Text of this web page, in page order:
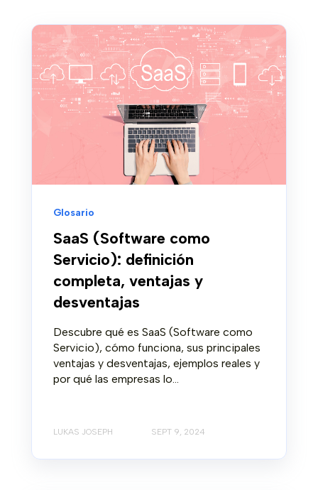
Glosario
SaaS (Software como
Servicio): definición
completa, ventajas y
desventajas
Descubre qué es SaaS (Software como
Servicio), cómo funciona, sus principales
ventajas y desventajas, ejemplos reales y
por qué las empresas lo...
LUKAS JOSEPH SEPT 9, 2024